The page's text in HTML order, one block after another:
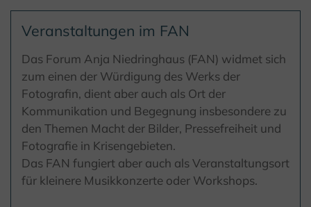
Veranstaltungen im FAN
Das Forum Anja Niedringhaus (FAN) widmet sich
zum einen der Würdigung des Werks der
Fotografin, dient aber auch als Ort der
Kommunikation und Begegnung insbesondere zu
den Themen Macht der Bilder, Pressefreiheit und
Fotografie in Krisengebieten.
Das FAN fungiert aber auch als Veranstaltungsort
für kleinere Musikkonzerte oder Workshops.